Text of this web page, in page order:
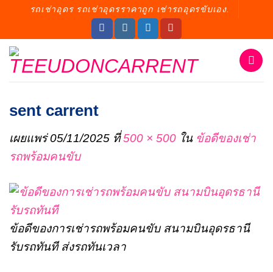
ยัง
เนื้อหา
รถเช่าอุดร รถเช่าอุดรราคาถูก เช่ารถอุดรขับเอง.
sent carrent
เผยแพร่05/11/2025 ที่500 × 500 ใน ข้อดีของเช่า
รถพร้อมคนขับ
ข้อดีของการเช่ารถพร้อมคนขับ สนามบินอุดรธานี
รับรถทันที ส่งรถทันเวลา